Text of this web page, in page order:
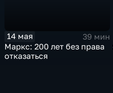
14 мая
39 мин
Маркс: 200 лет без права
отказаться